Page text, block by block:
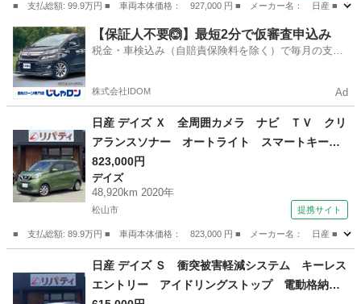
■ 支払総額: 99.9万円 ■ 車両本体価格： 927,000 円 ■ メーカー名： 日産 ■ 車
愛媛 松山市 その他
【保証人不要🙆】最短2分で仮審査申込み
税金・車検込み（自賠責保険料を除く）で毎月の支払
株式会社IDOM Ad
日産 デイズ Ｘ 全周囲カメラ ナビ ＴＶ クリ
アランスソナー オートライト スマートキー
アイドリングストップ 電動格納ミラー ベンチ
シート ＣＶＴ ＣＤ ＤＶＤ再生 （検9.2）
823,000円
デイズ
48,920km 2020年
松山市 提携サイト
■ 支払総額: 89.9万円 ■ 車両本体価格： 823,000 円 ■ メーカー名： 日産 ■
デイズ
日産 デイズ Ｓ 衝突被害軽減システム キーレス
エントリー アイドリングストップ 電動格納ミ